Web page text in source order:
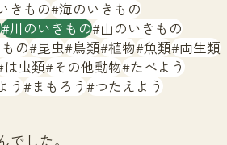
トマップ
きもの 海のいきもの
川のいきもの 山のいきもの
の 昆虫 鳥類 植物 魚類 両生類
は虫類 その他動物 たべよう
う まもろう つたえよう
した。